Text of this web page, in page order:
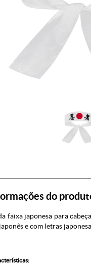
do
faixa japonesa para
e com letras